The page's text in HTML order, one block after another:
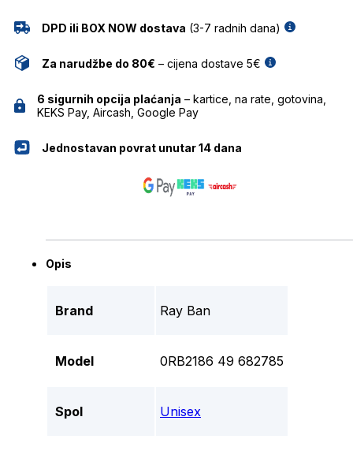
DPD ili BOX NOW dostava (3-7 radnih dana)
Za narudžbe do 80€ – cijena dostave 5€
6 sigurnih opcija plaćanja – kartice, na rate, gotovina,
KEKS Pay, Aircash, Google Pay
Jednostavan povrat unutar 14 dana
Opis
Brand Ray Ban
Model 0RB2186 49 682785
Spol Unisex